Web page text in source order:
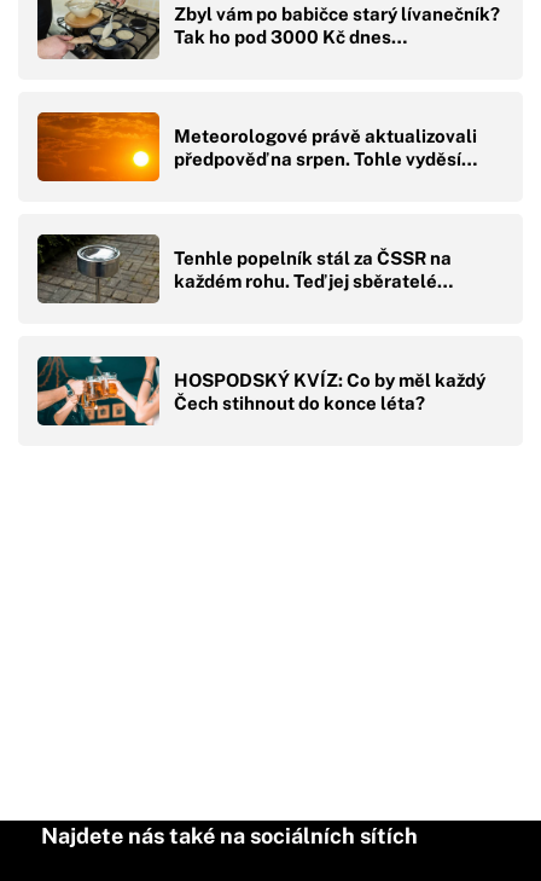
Zbyl vám po babičce starý lívanečník?
Tak ho pod 3000 Kč dnes…
Meteorologové právě aktualizovali
předpověď na srpen. Tohle vyděsí…
Tenhle popelník stál za ČSSR na
každém rohu. Teď jej sběratelé…
HOSPODSKÝ KVÍZ: Co by měl každý
Čech stihnout do konce léta?
Najdete nás také na sociálních sítích